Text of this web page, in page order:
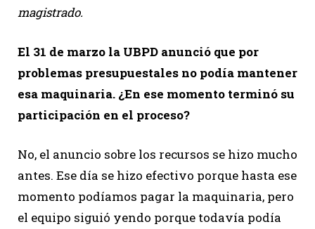
magistrado.
El 31 de marzo la UBPD anunció que por
problemas presupuestales no podía mantener
esa maquinaria. ¿En ese momento terminó su
participación en el proceso?
No, el anuncio sobre los recursos se hizo mucho
antes. Ese día se hizo efectivo porque hasta ese
momento podíamos pagar la maquinaria, pero
el equipo siguió yendo porque todavía podía